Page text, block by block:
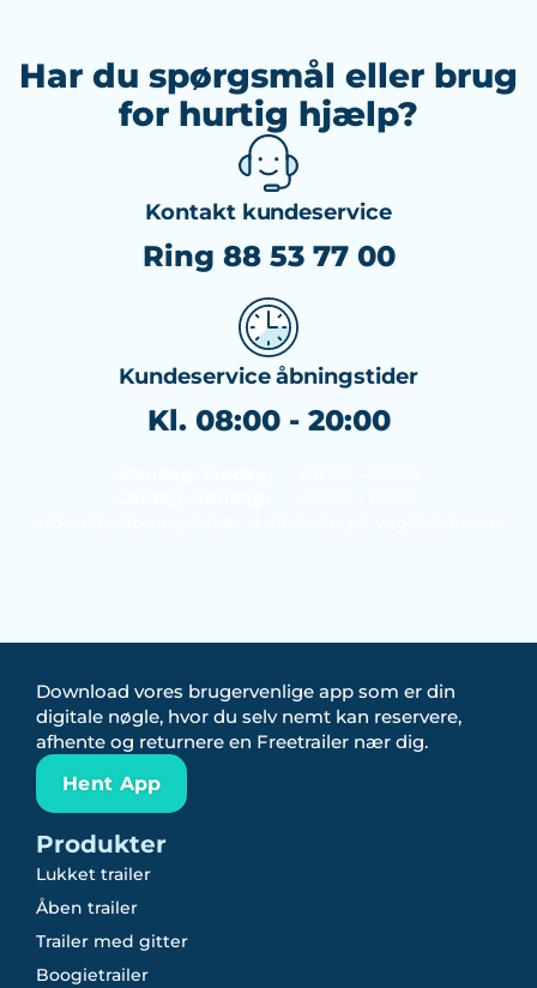
Har du spørgsmål eller brug
for hurtig hjælp?
Kontakt kundeservice
Ring 88 53 77 00
Kundeservice åbningstider
Kl. 08:00 - 20:00
Download vores brugervenlige app som er din
digitale nøgle, hvor du selv nemt kan reservere,
afhente og returnere en Freetrailer nær dig.
Hent App
Produkter
Lukket trailer
Åben trailer
Trailer med gitter
Boogietrailer